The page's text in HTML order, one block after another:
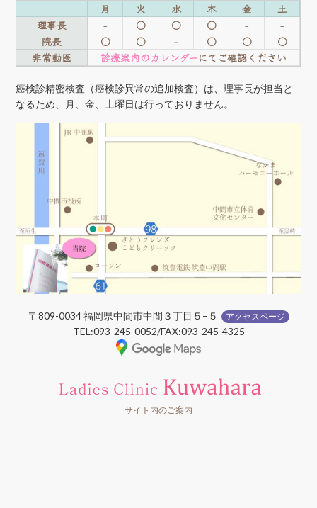
月 火 水 木 金
土
理事長
- ○ ○ ○ -
-
院長
○ ○ - ○ ○
○
非常勤医
診療案内のカレンダーにてご確認ください
癌検診精密検査（癌検診異常の追加検査）は、理事長が担当と
なるため、月、金、土曜日は行っておりません。
〒809-0034 福岡県中間市中間３丁目５−５ アクセスページ
TEL:093-245-0052/FAX:093-245-4325
サイト内のご案内